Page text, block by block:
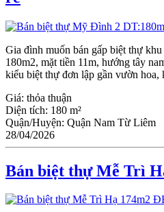
Gia đình muốn bán gấp biệt thự
180m2, mặt tiền 11m, hướng tây
kiểu biệt thự đơn lập gần vườn hoa,
Giá: thỏa thuận
Diện tích: 180 m²
Quận/Huyện: Quận Nam Từ Liêm
28/04/2026
Bán biệt thự Mễ Trì